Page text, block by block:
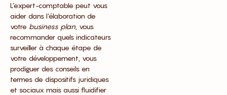
L’expert-comptable peut vous
aider dans l’élaboration de
votre business plan , vous
recommander quels indicateurs
surveiller à chaque étape de
votre développement, vous
prodiguer des conseils en
termes de dispositifs juridiques
et sociaux mais aussi fluidifier